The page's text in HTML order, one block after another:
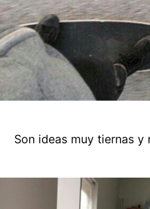
Son ideas muy tiernas y